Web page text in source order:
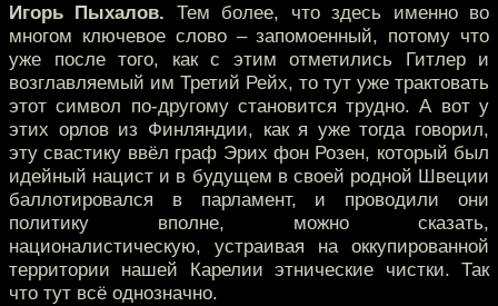
Игорь Пыхалов. Тем более, что здесь именно во
многом ключевое слово – запомоенный, потому что
уже после того, как с этим отметились Гитлер и
возглавляемый им Третий Рейх, то тут уже трактовать
этот символ по-другому становится трудно. А вот у
этих орлов из Финляндии, как я уже тогда говорил,
эту свастику ввёл граф Эрих фон Розен, который был
идейный нацист и в будущем в своей родной Швеции
баллотировался в парламент, и проводили они
политику вполне, можно сказать,
националистическую, устраивая на оккупированной
территории нашей Карелии этнические чистки. Так
что тут всё однозначно.